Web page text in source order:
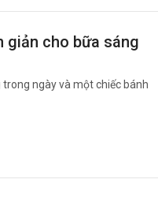
giản cho bữa sáng
ngày và một chiếc bánh